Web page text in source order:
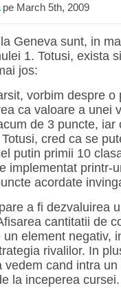
pe March 5th, 2009
Geneva sunt, in
1. Totusi, exista
jos:
vorbim despre o
ca valoare a unei
de 3 puncte, iar
cred ca se
putin primii 10
implementat printr-
acordate
a fi dezvaluirea
cantitatii de
element negativ,
rivalilor. In
cand intra
la inceperea cursei.